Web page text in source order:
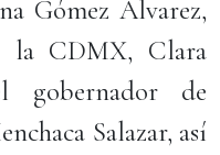
Gómez Álvarez,
la CDMX, Clara
gobernador de
Salazar, así